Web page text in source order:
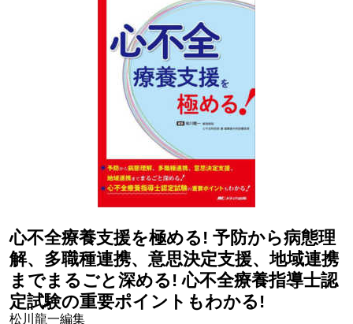
心不全療養支援を極める! 予防から病態理
解、多職種連携、意思決定支援、地域連携
までまるごと深める! 心不全療養指導士認
定試験の重要ポイントもわかる!
松川龍一編集